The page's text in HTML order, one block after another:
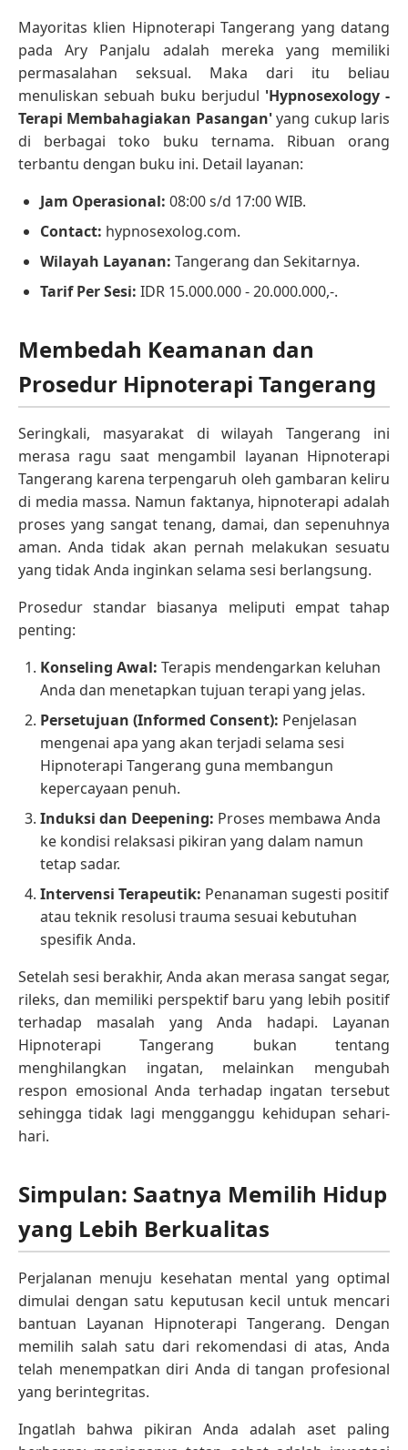
Mayoritas klien Hipnoterapi Tangerang yang datang
pada Ary Panjalu adalah mereka yang memiliki
permasalahan seksual. Maka dari itu beliau
menuliskan sebuah buku berjudul 'Hypnosexology -
Terapi Membahagiakan Pasangan'yang cukup laris
di berbagai toko buku ternama. Ribuan orang
terbantu dengan buku ini. Detail layanan:
Jam Operasional: 08:00 s/d 17:00 WIB.
Contact: hypnosexolog.com.
Wilayah Layanan: Tangerang dan Sekitarnya.
Tarif Per Sesi: IDR 15.000.000 - 20.000.000,-.
Membedah Keamanan dan
Prosedur Hipnoterapi Tangerang
Seringkali, masyarakat di wilayah Tangerang ini
merasa ragu saat mengambil layanan Hipnoterapi
Tangerang karena terpengaruh oleh gambaran keliru
di media massa. Namun faktanya, hipnoterapi adalah
proses yang sangat tenang, damai, dan sepenuhnya
aman. Anda tidak akan pernah melakukan sesuatu
yang tidak Anda inginkan selama sesi berlangsung.
Prosedur standar biasanya meliputi empat tahap
penting:
Konseling Awal: Terapis mendengarkan keluhan
Anda dan menetapkan tujuan terapi yang jelas.
Persetujuan (Informed Consent): Penjelasan
mengenai apa yang akan terjadi selama sesi
Hipnoterapi Tangerang guna membangun
kepercayaan penuh.
Induksi dan Deepening: Proses membawa Anda
ke kondisi relaksasi pikiran yang dalam namun
tetap sadar.
Intervensi Terapeutik: Penanaman sugesti positif
atau teknik resolusi trauma sesuai kebutuhan
spesifik Anda.
Setelah sesi berakhir, Anda akan merasa sangat segar,
rileks, dan memiliki perspektif baru yang lebih positif
terhadap masalah yang Anda hadapi. Layanan
Hipnoterapi Tangerang bukan tentang
menghilangkan ingatan, melainkan mengubah
respon emosional Anda terhadap ingatan tersebut
sehingga tidak lagi mengganggu kehidupan sehari-
hari.
Simpulan: Saatnya Memilih Hidup
yang Lebih Berkualitas
Perjalanan menuju kesehatan mental yang optimal
dimulai dengan satu keputusan kecil untuk mencari
bantuan Layanan Hipnoterapi Tangerang. Dengan
memilih salah satu dari rekomendasi di atas, Anda
telah menempatkan diri Anda di tangan profesional
yang berintegritas.
Ingatlah bahwa pikiran Anda adalah aset paling